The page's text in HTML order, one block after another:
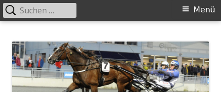
zum
Inhalt
Primäres
Menü
Suchen
nach: